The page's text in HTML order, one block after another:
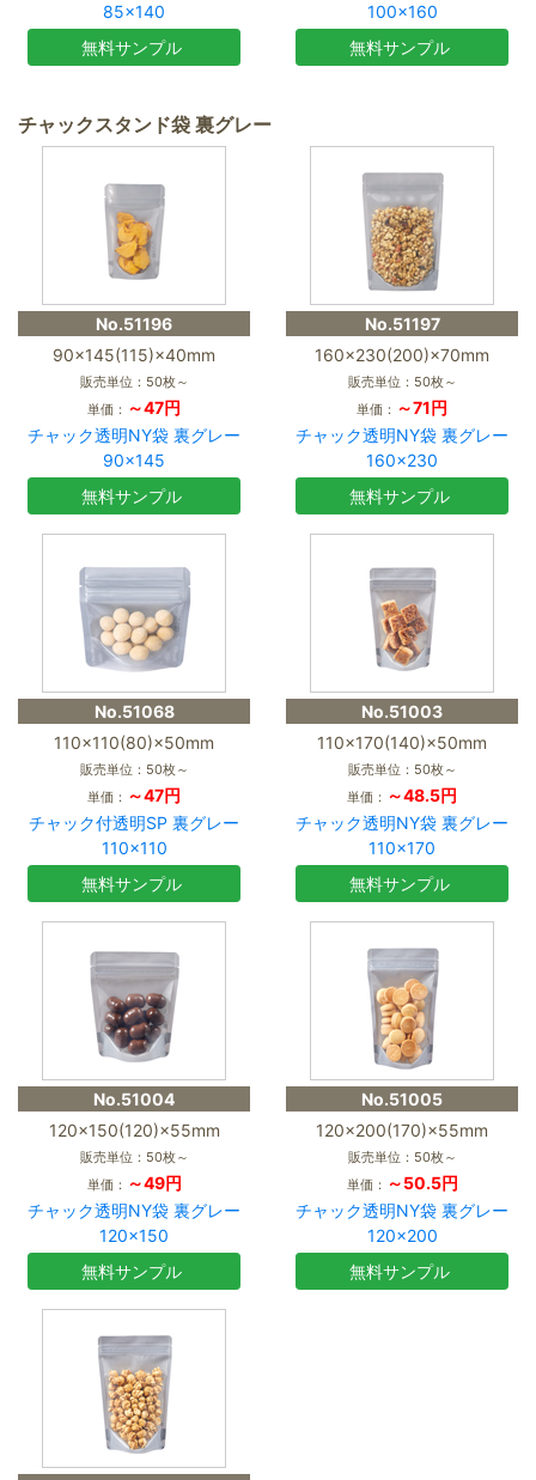
85×140
無料サンプル
100×160
無料サンプル
チャックスタンド袋 裏グレー
No.51196
90×145(115)×40mm
販売単位：50枚～
単価： ～47円
チャック透明NY袋 裏グレー
90×145
無料サンプル
No.51197
160×230(200)×70mm
販売単位：50枚～
単価： ～71円
チャック透明NY袋 裏グレー
160×230
無料サンプル
No.51068
110×110(80)×50mm
販売単位：50枚～
単価： ～47円
チャック付透明SP 裏グレー
110×110
無料サンプル
No.51003
110×170(140)×50mm
販売単位：50枚～
単価： ～48.5円
チャック透明NY袋 裏グレー
110×170
無料サンプル
No.51004
120×150(120)×55mm
販売単位：50枚～
単価： ～49円
チャック透明NY袋 裏グレー
120×150
無料サンプル
No.51005
120×200(170)×55mm
販売単位：50枚～
単価： ～50.5円
チャック透明NY袋 裏グレー
120×200
無料サンプル